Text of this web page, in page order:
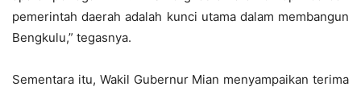
pemerintah daerah adalah kunci utama dalam membangun
Bengkulu,” tegasnya.
Sementara itu, Wakil Gubernur Mian menyampaikan terima